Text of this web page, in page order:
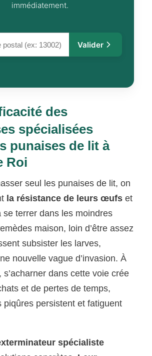
immédiatement.
Valider
des
spécialisées
punaises de lit à
Roi
seul les punaises de lit, on
la résistance de leurs œufs et
se terrer dans les moindres
maison, loin d’être assez
subsister les larves,
nouvelle vague d’invasion. À
s’acharner dans cette voie crée
et de pertes de temps,
piqûres persistent et fatiguent
spécialiste